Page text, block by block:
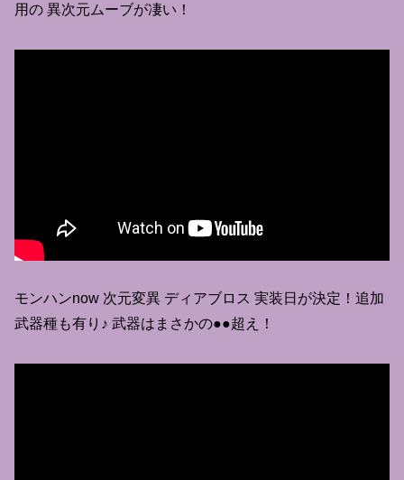
用の 異次元ムーブが凄い！
モンハンnow 次元変異 ディアブロス 実装日が決定！追加
武器種も有り♪ 武器はまさかの●●超え！